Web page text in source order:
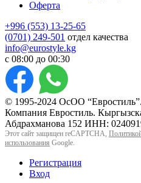
Оферта
+996 (553) 13-25-65
(0701) 249-501 отдел качества
info@eurostyle.kg
с 08:00 до 00:30
© 1995-2024 ОсОО
Компания Евростиль.
Абдрахманова 152 ИНН:
Этот сайт защищен reCAPTCHA,
использования Google.
Регистрация
Вход